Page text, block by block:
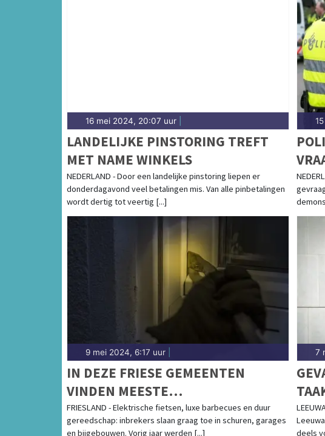
16 mei 2024, 20:07 uur
LANDELIJKE PINSTORING TREFT
MET NAME WINKELS
NEDERLAND - Door een landelijke pinstoring liepen er
donderdagavond veel betalingen mis. Van alle pinbetalingen
wordt dertig tot veertig [...]
9 mei 2024, 6:17 uur
IN DEZE FRIESE GEMEENTEN
VINDEN MEESTE
SCHUURINBRAKEN PLAATS
FRIESLAND - Elektrische fietsen, luxe barbecues en duur
gereedschap: inbrekers slaan graag toe in schuren, garages
en bijgebouwen. Vorig jaar werden [...]
7
deels